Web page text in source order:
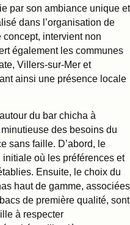
par son ambiance unique et
dans l’organisation de
intervient non
également les communes
Villers-sur-Mer et
ainsi une présence locale
du bar chicha à
des besoins du
sans faille. D’abord, le
où les préférences et
Ensuite, le choix du
haut de gamme, associées
de première qualité, sont
à respecter